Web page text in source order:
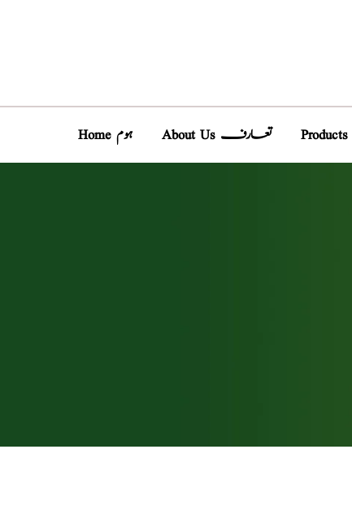
Home ہوم About Us تعارف